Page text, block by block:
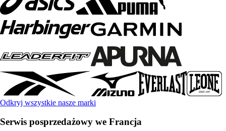
Odkryj wszystkie nasze marki
Serwis posprzedażowy we Francja